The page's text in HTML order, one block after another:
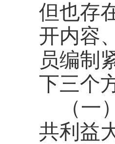
但也存
开内容
员编制
下三个
（
共利益